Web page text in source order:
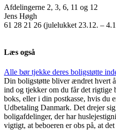
Afdelingerne 2, 3, 6, 11 og 12
Jens Høgh
61 28 21 26 (julelukket 23.12. –
Læs også
Alle bør tjekke deres boligstøtte
Din boligstøtte bliver ændret hvert
ind og tjekker om du får det rigtige
boks, eller i din postkasse, hvis du
Udbetaling Danmark. Det drejer
boligafdelinger, der har
vigtigt, at beboeren er obs på, at